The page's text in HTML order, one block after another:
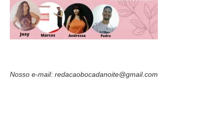
Nosso e-mail: redacaobocadanoite@gmail.com